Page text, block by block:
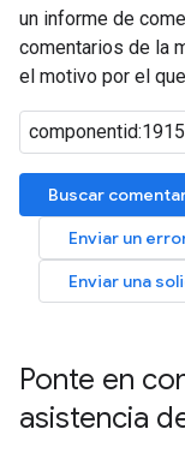
un informe de
comentarios de la
el motivo por el
Buscar
Enviar un
Enviar una
Ponte en
asistencia